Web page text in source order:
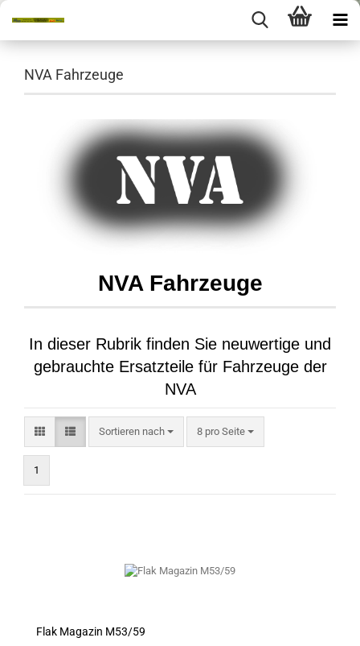
NVA Fahrzeuge
NVA Fahrzeuge
In dieser Rubrik finden Sie neuwertige und
gebrauchte Ersatzteile für Fahrzeuge der
NVA
Sortieren nach
Sortieren nach 8 pro Seite
pro Seite
1
Flak Magazin M53/59